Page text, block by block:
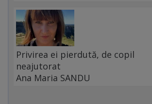
Privirea ei pierdută, de copil
neajutorat
Ana Maria SANDU